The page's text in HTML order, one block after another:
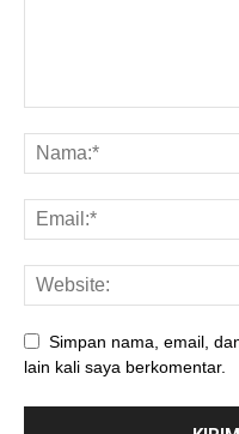
Simpan nama, email,
lain kali saya berkomentar.